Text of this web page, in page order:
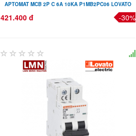
APTOMAT MCB 2P C 6A 10KA P1MB2PC06 LOVATO
421.400 đ -30%